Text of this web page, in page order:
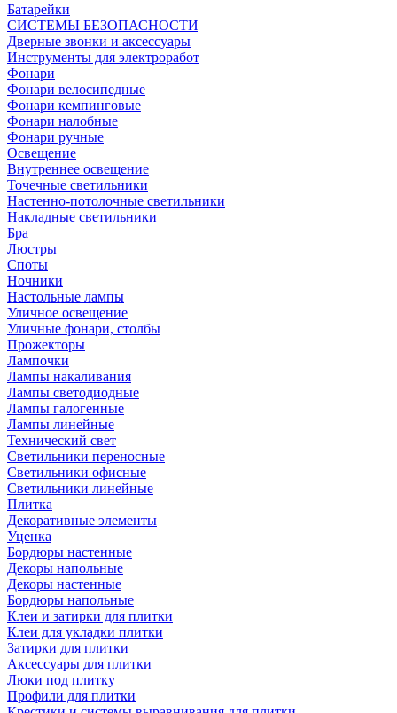
Батарейки
СИСТЕМЫ БЕЗОПАСНОСТИ
Дверные звонки и аксессуары
Инструменты для электроработ
Фонари
Фонари велосипедные
Фонари кемпинговые
Фонари налобные
Фонари ручные
Освещение
Внутреннее освещение
Точечные светильники
Настенно-потолочные светильники
Накладные светильники
Бра
Люстры
Споты
Ночники
Настольные лампы
Уличное освещение
Уличные фонари, столбы
Прожекторы
Лампочки
Лампы накаливания
Лампы светодиодные
Лампы галогенные
Лампы линейные
Технический свет
Светильники переносные
Светильники офисные
Светильники линейные
Плитка
Декоративные элементы
Уценка
Бордюры настенные
Декоры напольные
Декоры настенные
Бордюры напольные
Клеи и затирки для плитки
Клеи для укладки плитки
Затирки для плитки
Аксессуары для плитки
Люки под плитку
Профили для плитки